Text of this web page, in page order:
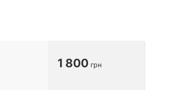
1 800 грн